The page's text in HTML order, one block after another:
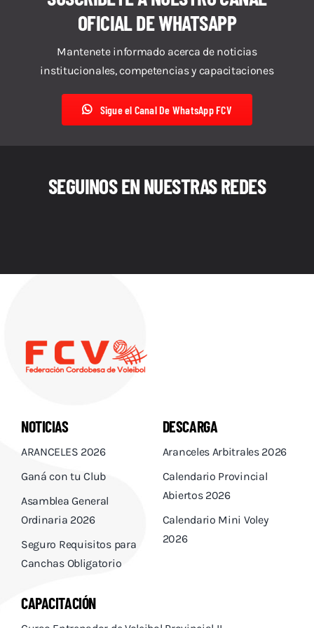
Descargas
Capacitación
OFICIAL DE WHATSAPP
Mantenete informado acerca de noticias
institucionales, competencias y capacitaciones
Sigue el Canal De WhatsApp FCV
SEGUINOS EN NUESTRAS REDES
NOTICIAS
ARANCELES 2026
Ganá con tu Club
Asamblea General
Ordinaria 2026
Seguro Requisitos para
Canchas Obligatorio
DESCARGA
Aranceles Arbitrales 2026
Calendario Provincial
Abiertos 2026
Calendario Mini Voley
2026
CAPACITACIÓN